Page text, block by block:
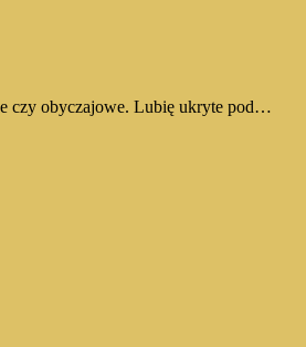
czy obyczajowe. Lubię ukryte pod…